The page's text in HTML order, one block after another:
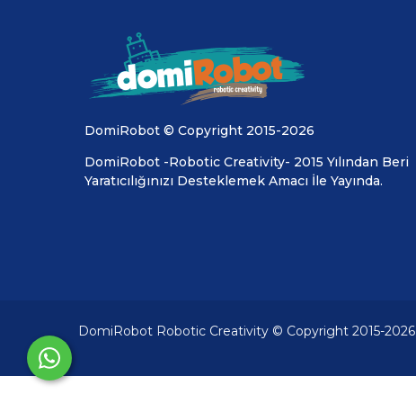
DomiRobot © Copyright 2015-2026
DomiRobot -Robotic Creativity- 2015 Yılından Beri
Yaratıcılığınızı Desteklemek Amacı İle Yayında.
DomiRobot Robotic Creativity © Copyright 2015-2026